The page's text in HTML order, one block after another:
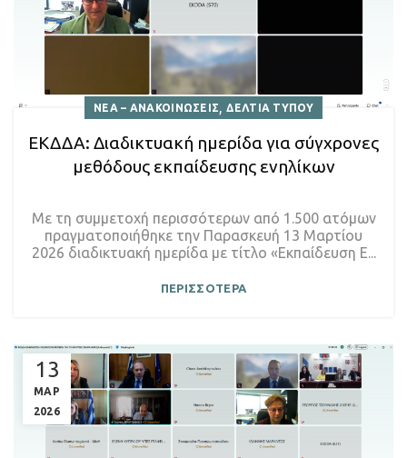
ΝΕΑ – ΑΝΑΚΟΙΝΩΣΕΙΣ,ΔΕΛΤΙΑ ΤΥΠΟΥ
ΕΚΔΔΑ: Διαδικτυακή ημερίδα για σύγχρονες
μεθόδους εκπαίδευσης ενηλίκων
Με τη συμμετοχή περισσότερων από 1.500 ατόμων
πραγματοποιήθηκε την Παρασκευή 13 Μαρτίου
2026 διαδικτυακή ημερίδα με τίτλο «Εκπαίδευση Ε...
ΠΕΡΙΣΣΟΤΕΡΑ
13
ΜΑΡ
2026